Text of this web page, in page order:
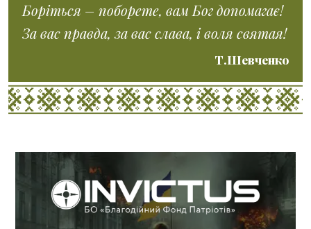
Боріться – поборете, вам Бог допомагає!
За вас правда, за вас слава, і воля святая!
Т.Шевченко